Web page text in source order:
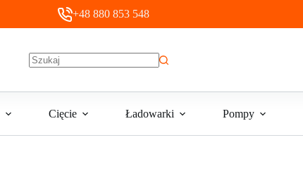
+48 880 853 548
Cięcie Ładowarki Pompy